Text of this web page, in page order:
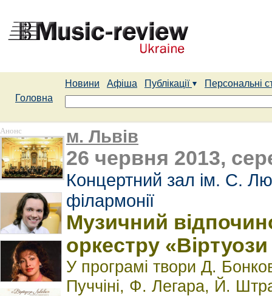
Новини Афіша Публікації
Персональні
Головна
Анонс м. Львів
26 червня 2013,
Концертний зал ім. С.
філармонії
Музичний
оркестру
У програмі твори Д.
Пуччіні, Ф. Легара, Й.